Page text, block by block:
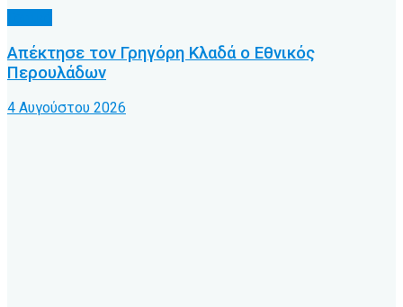
Απέκτησε τον Γρηγόρη Κλαδά ο Εθνικός
Περουλάδων
4 Αυγούστου 2026